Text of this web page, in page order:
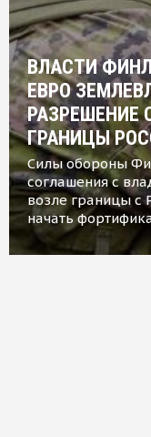
ВЛАСТИ
ЕВРО
РАЗРЕШЕНИЕ
ГРАНИЦЫ
Силы обороны
соглашения с
возле границы с
начать